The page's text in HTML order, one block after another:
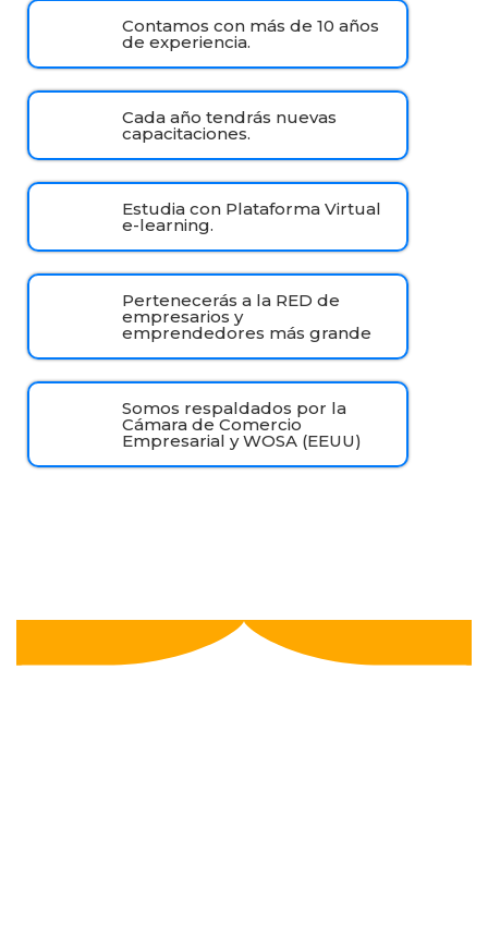
Contamos con más de 10 años
de experiencia.
Cada año tendrás nuevas
capacitaciones.
Estudia con Plataforma Virtual
e-learning.
Pertenecerás a la RED de
empresarios y
emprendedores más grande
Somos respaldados por la
Cámara de Comercio
Empresarial y WOSA (EEUU)